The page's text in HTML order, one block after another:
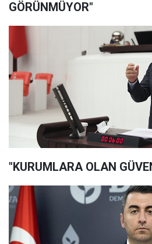
GÖRÜNMÜYOR"
"KURUMLARA OLAN